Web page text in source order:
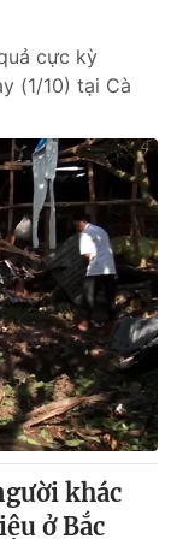
có sự chấp
phát hành lại
cực kỳ
(1/10) tại Cà
khác
ở Bắc